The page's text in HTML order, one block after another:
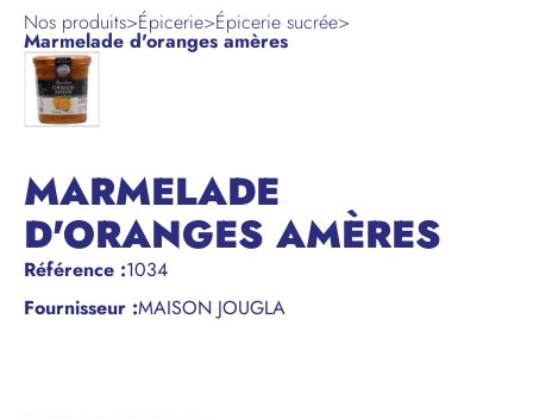
Nos produits>Épicerie>Épicerie sucrée>
Marmelade d'oranges amères
MARMELADE
D'ORANGES AMÈRES
Référence :1034
Fournisseur :MAISON JOUGLA